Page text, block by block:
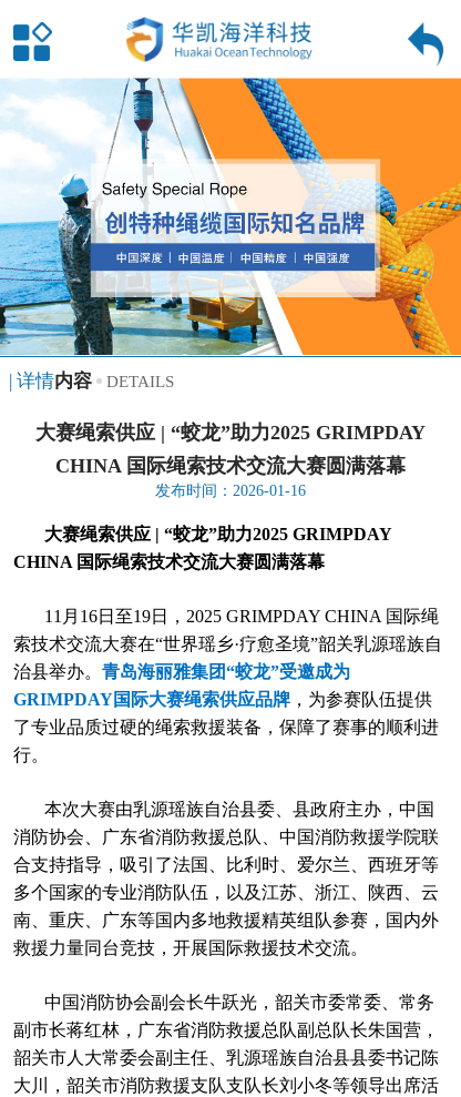
| 详情内容 DETAILS
大赛绳索供应 | “蛟龙”助力2025 GRIMPDAY
CHINA 国际绳索技术交流大赛圆满落幕
发布时间：2026-01-16
大赛绳索供应 | “蛟龙”助力2025 GRIMPDAY
CHINA 国际绳索技术交流大赛圆满落幕
11月16日至19日，2025 GRIMPDAY CHINA 国际绳
索技术交流大赛在“世界瑶乡·疗愈圣境”韶关乳源瑶族自
治县举办。青岛海丽雅集团“蛟龙”受邀成为
GRIMPDAY国际大赛绳索供应品牌 ，为参赛队伍提供
了专业品质过硬的绳索救援装备，保障了赛事的顺利进
行。
本次大赛由乳源瑶族自治县委、县政府主办，中国
消防协会、广东省消防救援总队、中国消防救援学院联
合支持指导，吸引了法国、比利时、爱尔兰、西班牙等
多个国家的专业消防队伍，以及江苏、浙江、陕西、云
南、重庆、广东等国内多地救援精英组队参赛，国内外
救援力量同台竞技，开展国际救援技术交流。
中国消防协会副会长牛跃光，韶关市委常委、常务
副市长蒋红林，广东省消防救援总队副总队长朱国营，
韶关市人大常委会副主任、乳源瑶族自治县县委书记陈
大川，韶关市消防救援支队支队长刘小冬等领导出席活